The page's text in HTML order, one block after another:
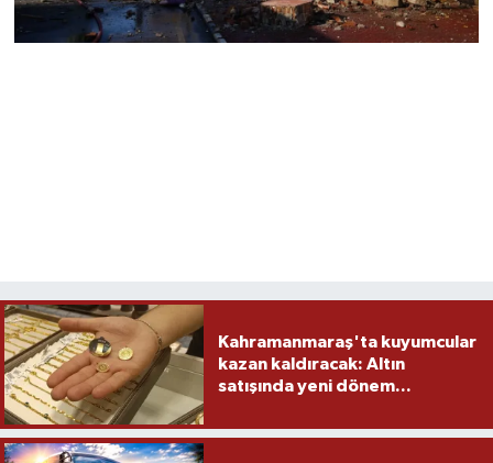
Kahramanmaraş'ta kuyumcular
kazan kaldıracak: Altın
satışında yeni dönem...